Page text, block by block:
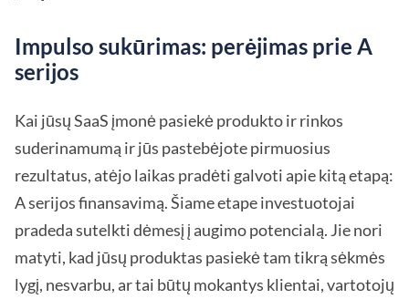
Impulso sukūrimas: perėjimas prie A
serijos
Kai jūsų SaaS įmonė pasiekė produkto ir rinkos
suderinamumą ir jūs pastebėjote pirmuosius
rezultatus, atėjo laikas pradėti galvoti apie kitą etapą:
A serijos finansavimą. Šiame etape investuotojai
pradeda sutelkti dėmesį į augimo potencialą. Jie nori
matyti, kad jūsų produktas pasiekė tam tikrą sėkmės
lygį, nesvarbu, ar tai būtų mokantys klientai, vartotojų